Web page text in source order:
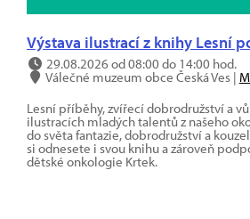
Výstava ilustrací z knihy Lesní
29.08.2026 od 08:00 do 14:00 hod.
Válečné muzeum obce Česká Ves |
Lesní příběhy, zvířecí dobrodružství a
ilustracích mladých talentů z našeho
do světa fantazie, dobrodružství a
si odnesete i svou knihu a zároveň
dětské onkologie Krtek.